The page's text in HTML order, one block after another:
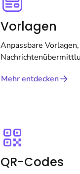
Vorlagen
Anpassbare
Mehr entdecken
QR-Codes